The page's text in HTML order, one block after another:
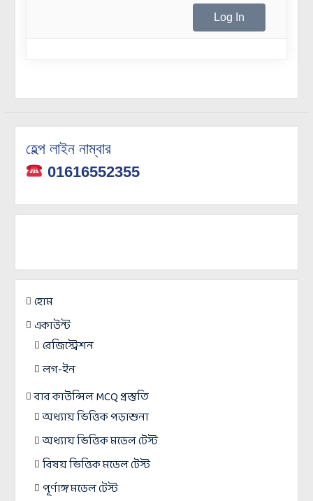
হেল্প লাইন নাম্বার
01616552355
হোম
একাউন্ট
রেজিস্ট্রেশন
লগ-ইন
বার কাউন্সিল MCQ প্রস্তুতি
অধ্যায় ভিত্তিক পড়াশুনা
অধ্যায় ভিত্তিক মডেল টেস্ট
বিষয় ভিত্তিক মডেল টেস্ট
পূর্ণাঙ্গ মডেল টেস্ট